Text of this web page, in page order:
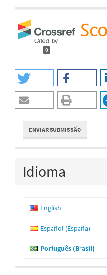
0
Enviar
Submissão
ENVIAR SUBMISSÃO
Idioma
English
Español (España)
Português (Brasil)